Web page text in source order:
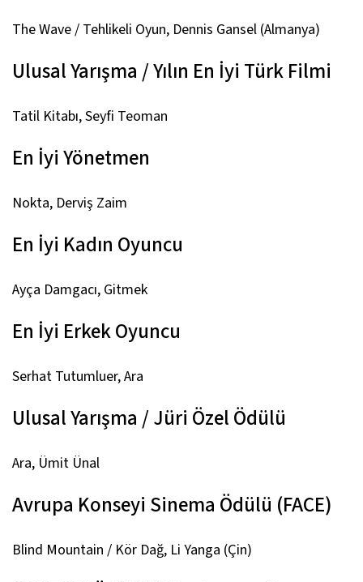
The Wave / Tehlikeli Oyun, Dennis Gansel (Almanya)
Ulusal Yarışma / Yılın En İyi Türk Filmi
Tatil Kitabı,Seyfi Teoman
En İyi Yönetmen
Nokta, Derviş Zaim
En İyi Kadın Oyuncu
Ayça Damgacı, Gitmek
En İyi Erkek Oyuncu
Serhat Tutumluer,Ara
Ulusal Yarışma / Jüri Özel Ödülü
Ara, Ümit Ünal
Avrupa Konseyi Sinema Ödülü (FACE)
Blind Mountain / Kör Dağ, Li Yanga (Çin)